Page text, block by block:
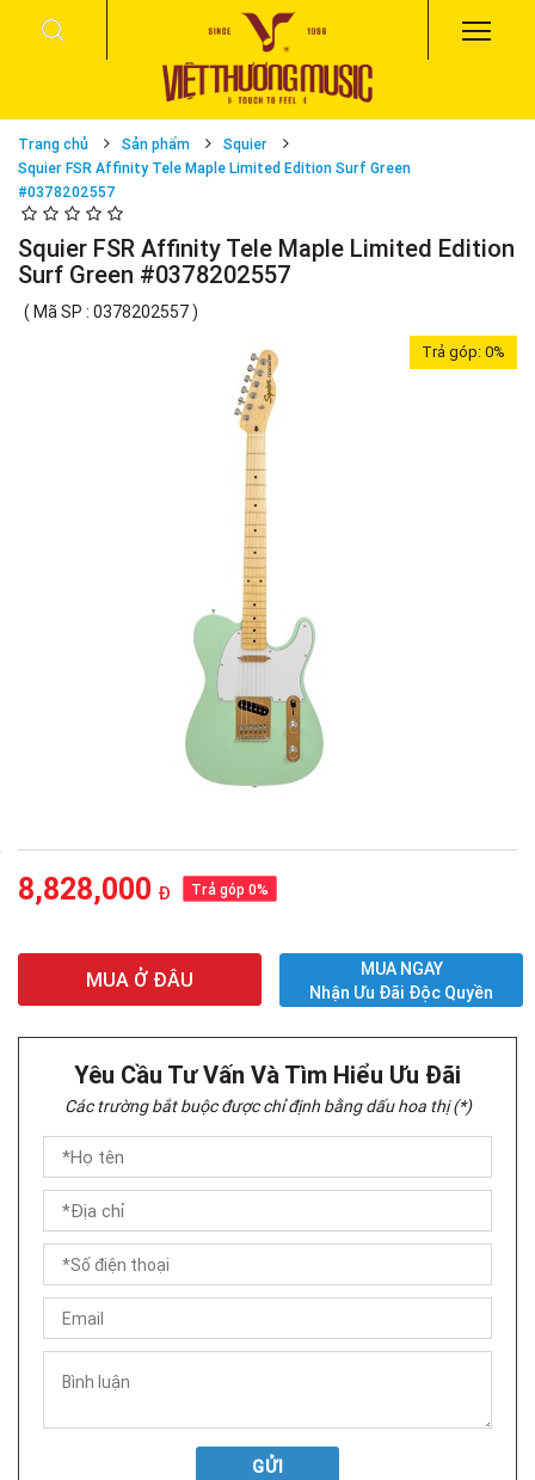
Trang chủ Sản phẩm
Squier
Squier FSR Affinity Tele Maple Limited Edition Surf Green
#0378202557
Squier FSR Affinity Tele Maple Limited Edition
Surf Green #0378202557
( Mã SP : 0378202557 )
Trả góp:0%
8,828,000 Đ Trả góp 0%
MUA Ở ĐÂU
MUA NGAY
Nhận Ưu Đãi Độc Quyền
Yêu Cầu Tư Vấn Và Tìm Hiểu Ưu Đãi
Các trường bắt buộc được chỉ định bằng dấu hoa thị (*)
GỬI